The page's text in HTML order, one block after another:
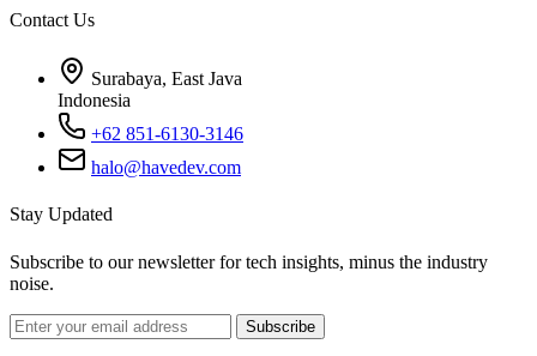
Contact Us
Surabaya, East Java
Indonesia
+62 851-6130-3146
halo@havedev.com
Stay Updated
Subscribe to our newsletter for tech insights, minus the industry
noise.
Subscribe